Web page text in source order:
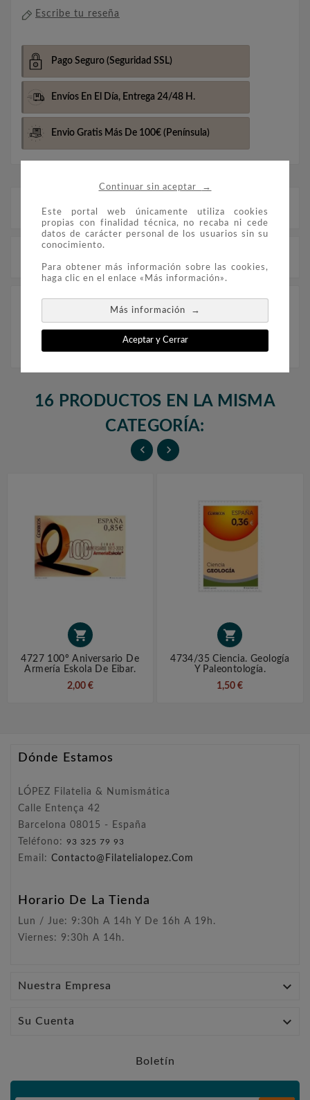
Continuar sin aceptar →
Este portal web únicamente utiliza cookies
propias con finalidad técnica, no recaba ni cede
datos de carácter personal de los usuarios sin su
conocimiento.
Para obtener más información sobre las cookies,
haga clic en el enlace «Más información».
Más información →
Aceptar y Cerrar
Escribe tu reseña
Pago Seguro (Seguridad SSL)
Envíos En El Día, Entrega 24/48 H.
Envio Gratis Más De 100€ (Península)
Descripción
4759/60 Cuerpos de la Administración del
Estado.
16 PRODUCTOS EN LA MISMA
CATEGORÍA:
 

4727 100º Aniversario De
Armería Eskola De Eibar.
2,00 €

4734/35 Ciencia. Geología
Y Paleontología.
1,50 €
Dónde Estamos
LÓPEZ Filatelia & Numismática
Calle Entença 42
Barcelona 08015 - España
Teléfono: 93 325 79 93
Email: Contacto@filatelialopez.com
Horario De La Tienda
Lun / Jue: 9:30h A 14h Y De 16h A 19h.
Viernes: 9:30h A 14h.
Nuestra Empresa 
Su Cuenta 
Boletín